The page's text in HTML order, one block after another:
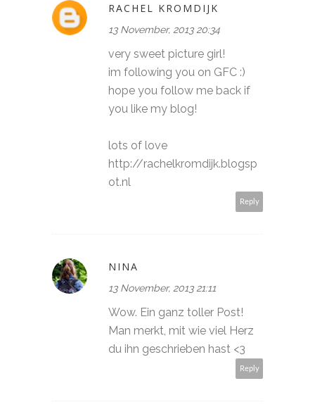
RACHEL KROMDIJK
13 November, 2013 20:34
very sweet picture girl!
im following you on GFC :)
hope you follow me back if
you like my blog!
lots of love
http://rachelkromdijk.blogsp
ot.nl
Reply
NINA
13 November, 2013 21:11
Wow. Ein ganz toller Post!
Man merkt, mit wie viel Herz
du ihn geschrieben hast <3
Reply